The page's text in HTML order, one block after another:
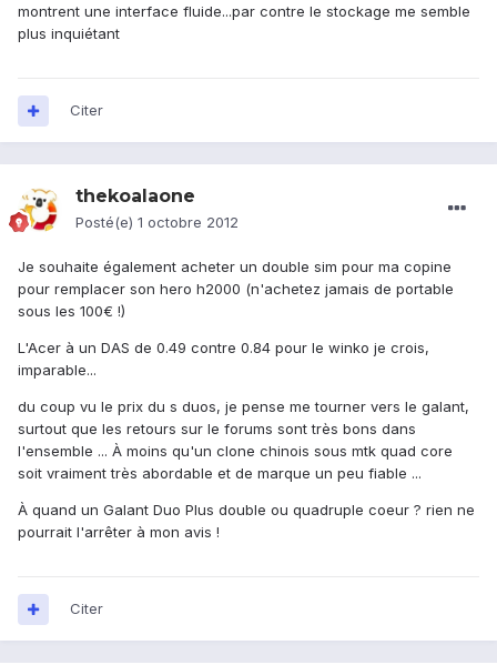
montrent une interface fluide...par contre le stockage me semble
plus inquiétant
Citer
thekoalaone
Posté(e) 1 octobre 2012
Je souhaite également acheter un double sim pour ma copine
pour remplacer son hero h2000 (n'achetez jamais de portable
sous les 100€ !)
L'Acer à un DAS de 0.49 contre 0.84 pour le winko je crois,
imparable...
du coup vu le prix du s duos, je pense me tourner vers le galant,
surtout que les retours sur le forums sont très bons dans
l'ensemble ... À moins qu'un clone chinois sous mtk quad core
soit vraiment très abordable et de marque un peu fiable ...
À quand un Galant Duo Plus double ou quadruple coeur ? rien ne
pourrait l'arrêter à mon avis !
Citer